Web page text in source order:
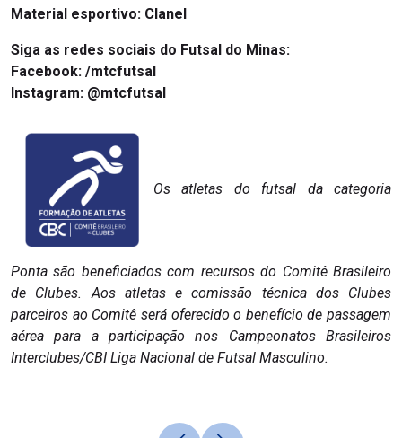
Material esportivo: Clanel
Siga as redes sociais do Futsal do Minas:
Facebook: /mtcfutsal
Instagram: @mtcfutsal
Os atletas do futsal da categoria
Ponta são beneficiados com recursos do Comitê Brasileiro
de Clubes. Aos atletas e comissão técnica dos Clubes
parceiros ao Comitê será oferecido o benefício de passagem
aérea para a participação nos Campeonatos Brasileiros
Interclubes/CBI Liga Nacional de Futsal Masculino.